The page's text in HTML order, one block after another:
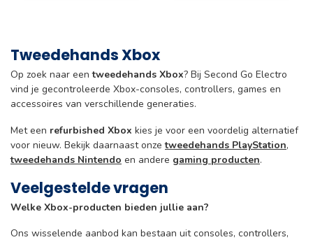
Tweedehands Xbox
Op zoek naar eentweedehands Xbox? Bij Second Go Electro
vind je gecontroleerde Xbox-consoles, controllers, games en
accessoires van verschillende generaties.
Met een refurbished Xbox kies je voor een voordelig alternatief
voor nieuw. Bekijk daarnaast onzetweedehands PlayStation,
tweedehands Nintendo en andere gaming producten.
Veelgestelde vragen
Welke Xbox-producten bieden jullie aan?
Ons wisselende aanbod kan bestaan uit consoles, controllers,